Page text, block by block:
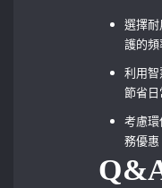
選擇
護的頻
利用
節省日
考慮
務優惠